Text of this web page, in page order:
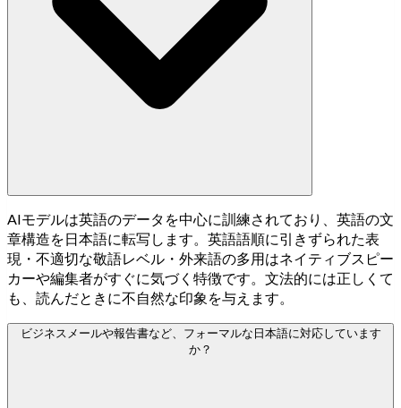
AIモデルは英語のデータを中心に訓練されており、英語の文
章構造を日本語に転写します。英語語順に引きずられた表
現・不適切な敬語レベル・外来語の多用はネイティブスピー
カーや編集者がすぐに気づく特徴です。文法的には正しくて
も、読んだときに不自然な印象を与えます。
ビジネスメールや報告書など、フォーマルな日本語に対応しています
か？